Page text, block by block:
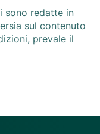
sono redatte in
sul contenuto
prevale il